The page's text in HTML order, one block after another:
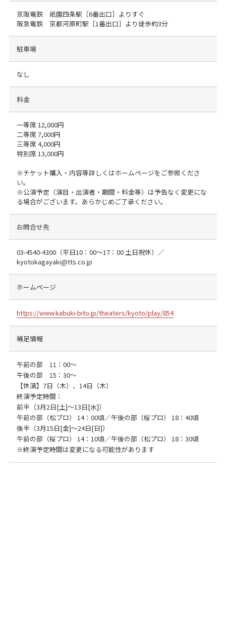
京阪電鉄 祇園四条駅［6番出口］よりすぐ
阪急電鉄 京都河原町駅［1番出口］より徒歩約3分
駐車場
なし
料金
一等席 12,000円
二等席 7,000円
三等席 4,000円
特別席 13,000円
※チケット購入・内容等詳しくはホームページをご参照くださ
い。
※公演予定（演目・出演者・期間・料金等）は予告なく変更にな
る場合がございます。あらかじめご了承ください。
お問合せ先
03-4540-4300（平日10：00～17：00 土日祝休）／
kyotokagayaki@tts.co.jp
ホームページ
https://www.kabuki-bito.jp/theaters/kyoto/play/854
補足情報
午前の部 11：00～
午後の部 15：30～
【休演】7日（木）、14日（木）
終演予定時間：
前半（3月2日[土]～13日[水]）
午前の部（松プロ） 14：00頃／午後の部（桜プロ） 18：40頃
後半（3月15日[金]～24日[日]）
午前の部（桜プロ） 14：10頃／午後の部（松プロ） 18：30頃
※終演予定時間は変更になる可能性があります